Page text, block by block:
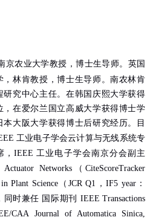
京农业大学教授，博士生导师。英国
，林肯教授，博士生导师。南农林肯
研究中心主任。在韩国庆熙大学获得
，在爱尔兰国立高威大学获得博士学
本大阪大学获得博士后研究经历。目
工业电子学会云计算与无线系统专
，IEEE 工业电子学会南京分会副主
Networks（CiteScoreTracker
Plant Science（ JCR Q1 ，IF5 year：
时兼任 国际期刊 IEEE Transactions
CAA Journal of Automatica Sinica,